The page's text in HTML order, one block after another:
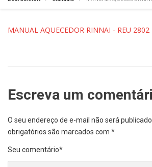
MANUAL AQUECEDOR RINNAI - REU 2802
Escreva um
O seu endereço de e-mail não será publicado.
obrigatórios são marcados com *
Seu comentário*